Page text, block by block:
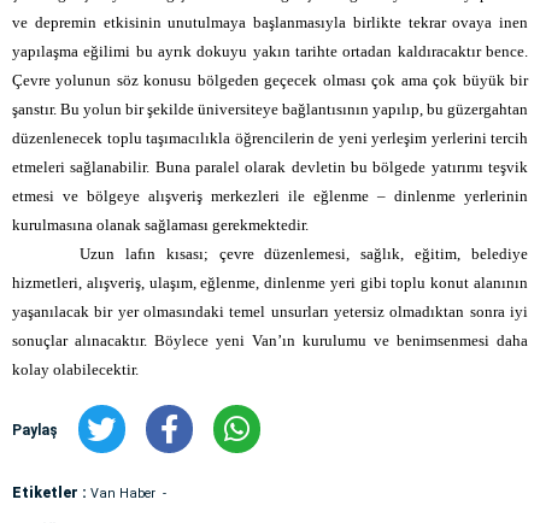
ve depremin etkisinin unutulmaya başlanmasıyla birlikte tekrar ovaya inen
yapılaşma eğilimi bu ayrık dokuyu yakın tarihte ortadan kaldıracaktır bence.
Çevre yolunun söz konusu bölgeden geçecek olması çok ama çok büyük bir
şanstır. Bu yolun bir şekilde üniversiteye bağlantısının yapılıp, bu güzergahtan
düzenlenecek toplu taşımacılıkla öğrencilerin de yeni yerleşim yerlerini tercih
etmeleri sağlanabilir. Buna paralel olarak devletin bu bölgede yatırımı teşvik
etmesi ve bölgeye alışveriş merkezleri ile eğlenme – dinlenme yerlerinin
kurulmasına olanak sağlaması gerekmektedir.
Uzun lafın kısası; çevre düzenlemesi, sağlık, eğitim, belediye
hizmetleri, alışveriş, ulaşım, eğlenme, dinlenme yeri gibi toplu konut alanının
yaşanılacak bir yer olmasındaki temel unsurları yetersiz olmadıktan sonra iyi
sonuçlar alınacaktır. Böylece yeni Van’ın kurulumu ve benimsenmesi daha
kolay olabilecektir.
Paylaş
Etiketler : Van Haber